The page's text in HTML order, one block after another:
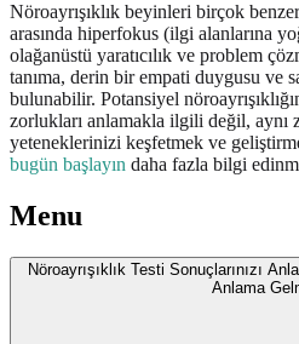
Nöroayrışıklık beyinleri birçok
arasında hiperfokus (ilgi alanlarına
olağanüstü yaratıcılık ve problem
tanıma, derin bir empati duygusu ve
bulunabilir. Potansiyel
zorlukları anlamakla ilgili değil, aynı
yeteneklerinizi keşfetmek ve
bugün başlayın daha fazla bilgi
Menu
Nöroayrışıklık Testi Sonuçlarınızı
Anlama